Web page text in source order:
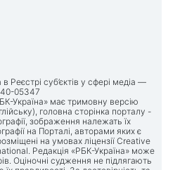
Реєстрі суб’єктів у сфері медіа —
05347
Україна» має тримовну версію
головна сторінка порталу -
зображення належать їх
на Порталі, авторами яких є
на умовах ліцензії Creative
Редакція «РБК-Україна» може
Оціночні судження не підлягають